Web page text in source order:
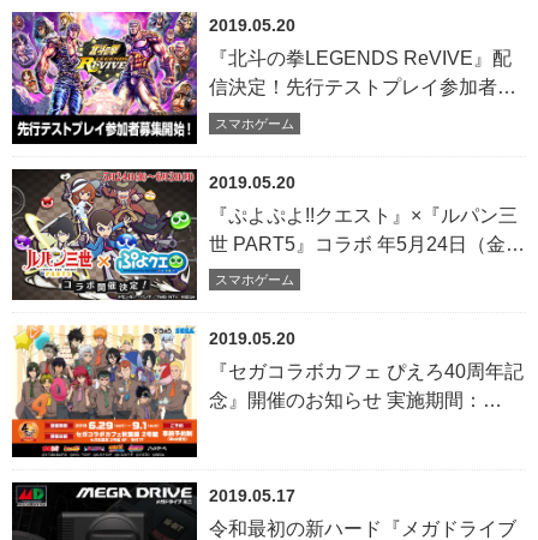
2019.05.20
スマホゲーム
『北斗の拳LEGENDS ReVIVE』配
信決定！先行テストプレイ参加者募
集開始！
2019.05.20
スマホゲーム
『ぷよぷよ!!クエスト』×『ルパン三
世 PART5』コラボ 年5月24日（金）
より開催決定！
2019.05.20
『セガコラボカフェ ぴえろ40周年記
念』開催のお知らせ 実施期間：
2019.05.17
令和最初の新ハード『メガドライブ